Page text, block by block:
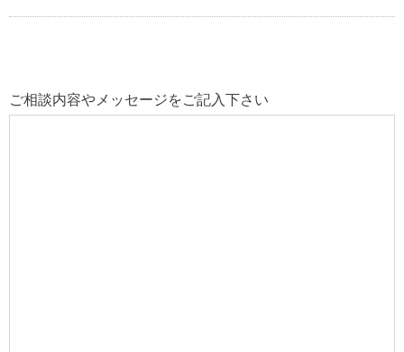
ご相談内容やメッセージをご記入下さい